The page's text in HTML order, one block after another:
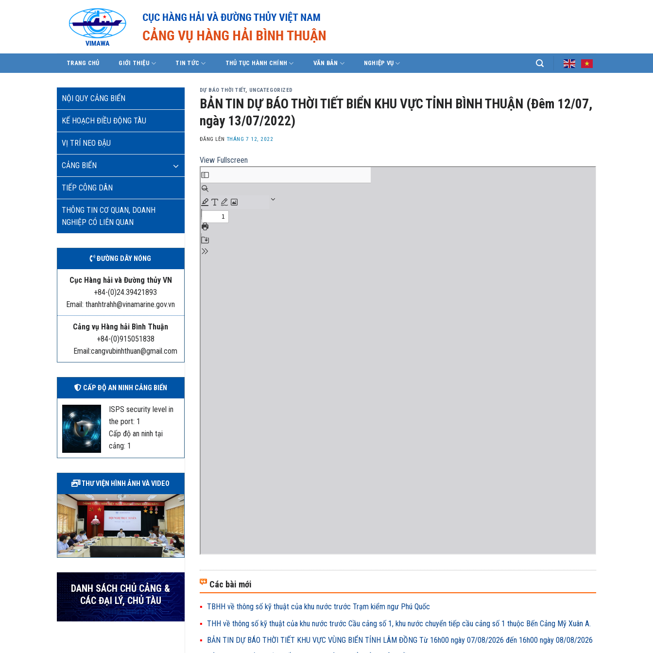
TRANG CHỦ GIỚI THIỆU TIN TỨC THỦ TỤC HÀNH CHÍNH VĂN BẢN NGHIỆP VỤ
NỘI QUY CẢNG BIỂN
KẾ HOẠCH ĐIỀU ĐỘNG TÀU
VỊ TRÍ NEO ĐẬU
CẢNG BIỂN
TIẾP CÔNG DÂN
THÔNG TIN CƠ QUAN, DOANH
NGHIỆP CÓ LIÊN QUAN
ĐƯỜNG DÂY NÓNG
Cục Hàng hải và Đường thủy VN
+84-(0)24.39421893
Email: thanhtrahh@vinamarine.gov.vn
Cảng vụ Hàng hải Bình Thuận
+84-(0)915051838
Email:cangvubinhthuan@gmail.com
CẤP ĐỘ AN NINH CẢNG BIỂN
ISPS security level in
the port: 1
Cấp độ an ninh tại
cảng: 1
THƯ VIỆN HÌNH ẢNH VÀ VIDEO
DANH SÁCH CHỦ CẢNG &
CÁC ĐẠI LÝ, CHỦ TÀU
DỰ BÁO THỜI TIẾT, UNCATEGORIZED
BẢN TIN DỰ BÁO THỜI TIẾT BIỂN KHU VỰC TỈNH BÌNH THUẬN (Đêm 12/07,
ngày 13/07/2022)
ĐĂNG LÊN THÁNG 7 12, 2022
View Fullscreen
Các bài mới
TBHH về thông số kỹ thuật của khu nước trước Trạm kiểm ngư Phú Quốc
THH về thông số kỹ thuật của khu nước trước Cầu cảng số 1, khu nước chuyển tiếp cầu cảng số 1 thuộc Bến Cảng Mỹ Xuân A.
BẢN TIN DỰ BÁO THỜI TIẾT KHU VỰC VÙNG BIỂN TỈNH LÂM ĐỒNG Từ 16h00 ngày 07/08/2026 đến 16h00 ngày 08/08/2026